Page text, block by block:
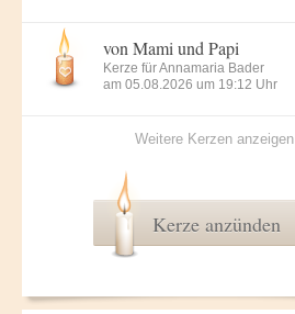
von Mami und Papi
Kerze für Annamaria Bader
am 05.08.2026 um 19:12 Uhr
Weitere Kerzen anzeigen
Kerze anzünden